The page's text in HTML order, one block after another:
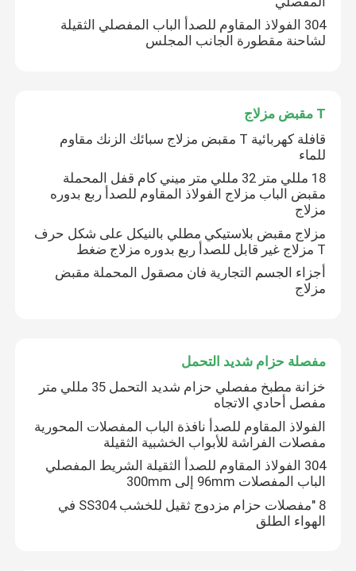
304 الفولاذ المقاوم للصدأ الباب المفصلي الثقيلة
لشاحنة مقطورة الجانب المجلس
T مقبض مزلاج
قافلة كهربائية T مقبض مزلاج سبائك الزنك مقاوم
للماء
18 مللي متر 32 مللي متر ميني كام قفل المحملة
مقبض الباب مزلاج الفولاذ المقاوم للصدأ ربع بدوره
مزلاج
مزلاج مقبض بلاستيكي مطلي بالنيكل على شكل حرف
T مزلاج غير قابل للصدأ ربع بدوره مزلاج ضغط
أجزاء الجسم التجارية فان مصقول المحملة مقبض
مزلاج
مفصلة حزام شديد التحمل
خزانة مطبخ مفصلي حزام شديد التحمل 35 مللي متر
مفصل أحادي الاتجاه
الفولاذ المقاوم للصدأ نافذة الباب المفصلات المحورية
مفصلات الفراشة للأبواب الخشبية الثقيلة
304 الفولاذ المقاوم للصدأ الثقيلة الشريط المفصلي
الباب المفصلات 96mm إلى 300mm
8 "مفصلات حزام مزدوج ثقيل للخشب SS304 في
الهواء الطلق